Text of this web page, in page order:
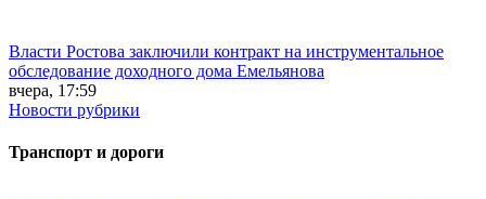
Власти Ростова заключили контракт на инструментальное
обследование доходного дома Емельянова
вчера, 17:59
Новости рубрики
Транспорт и дороги